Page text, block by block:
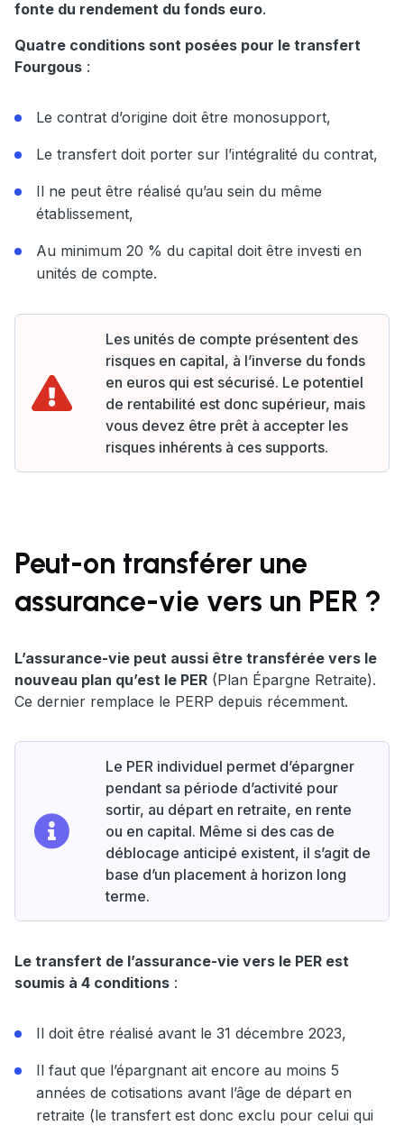
fonte du rendement du fonds euro.
Quatre conditions sont posées pour le transfert
Fourgous :
Le contrat d’origine doit être monosupport,
Le transfert doit porter sur l’intégralité du contrat,
Il ne peut être réalisé qu’au sein du même
établissement,
Au minimum 20 % du capital doit être investi en
unités de compte.
Les unités de compte présentent des
risques en capital, à l’inverse du fonds
en euros qui est sécurisé. Le potentiel
de rentabilité est donc supérieur, mais
vous devez être prêt à accepter les
risques inhérents à ces supports.
Peut-on transférer une
assurance-vie vers un PER ?
L’assurance-vie peut aussi être transférée vers le
nouveau plan qu’est le PER (Plan Épargne Retraite).
Ce dernier remplace le PERP depuis récemment.
Le PER individuel permet d’épargner
pendant sa période d’activité pour
sortir, au départ en retraite, en rente
ou en capital. Même si des cas de
déblocage anticipé existent, il s’agit de
base d’un placement à horizon long
terme.
Le transfert de l’assurance-vie vers le PER est
soumis à 4 conditions :
Il doit être réalisé avant le 31 décembre 2023,
Il faut que l’épargnant ait encore au moins 5
années de cotisations avant l’âge de départ en
retraite (le transfert est donc exclu pour celui qui